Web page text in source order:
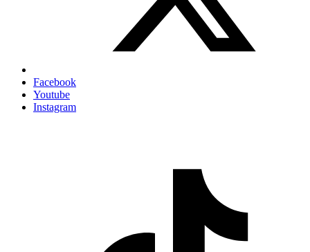
Facebook
Youtube
Instagram